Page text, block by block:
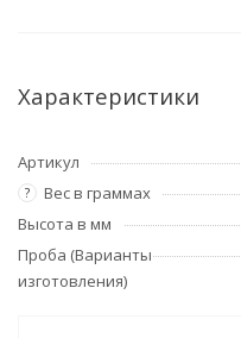
Характеристики
Артикул
? Вес в граммах
Высота в мм
Проба (Варианты
изготовления)